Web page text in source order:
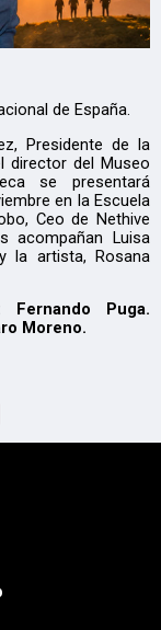
de España.
Presidente de la
director del Museo
se presentará
en la Escuela
Ceo de Nethive
acompañan Luisa
la artista, Rosana
Puga.
Moreno.